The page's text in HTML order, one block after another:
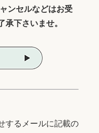
ンセルなどはお受
承下さいませ。
するメールに記載の